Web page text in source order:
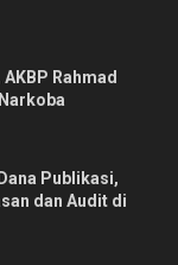
Rahmad
Publikasi,
dan Audit di